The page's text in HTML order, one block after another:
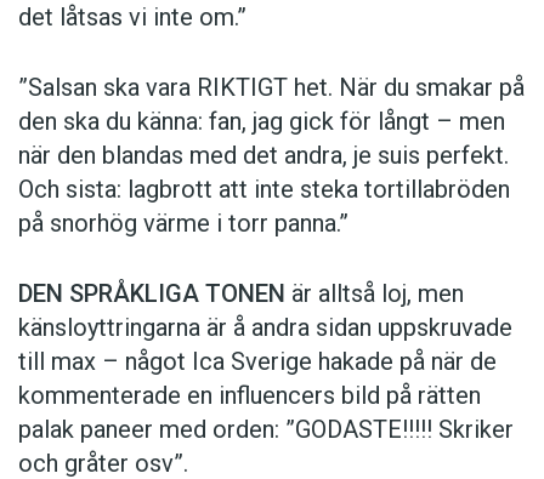
det låtsas vi inte om.”
”Salsan ska vara ­RIKTIGT het. När du smakar på
den ska du känna: fan, jag gick för långt – men
när den blandas med det andra, je suis perfekt.
Och sista: lagbrott att inte steka tortillabröden
på snorhög värme i torr panna.”
DEN SPRÅKLIGA TONEN är alltså loj, men
känsloyttringarna är å andra sidan uppskruvade
till max – något Ica Sverige hakade på när de
kommen­terade en influencers bild på rätten
palak paneer med orden: ­”GODASTE!!!!! Skriker
och gråter osv”.